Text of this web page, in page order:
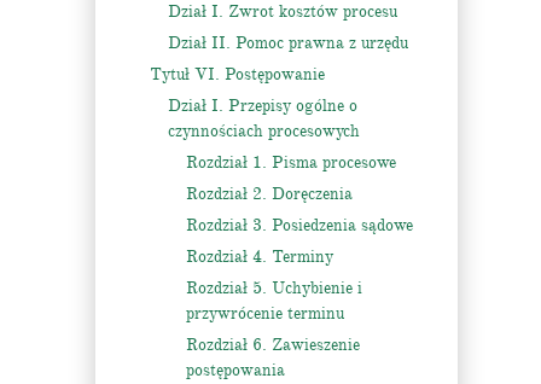
Dział I. Zwrot kosztów procesu
Dział II. Pomoc prawna z urzędu
Tytuł VI. Postępowanie
Dział I. Przepisy ogólne o
czynnościach procesowych
Rozdział 1. Pisma procesowe
Rozdział 2. Doręczenia
Rozdział 3. Posiedzenia sądowe
Rozdział 4. Terminy
Rozdział 5. Uchybienie i
przywrócenie terminu
Rozdział 6. Zawieszenie
postępowania